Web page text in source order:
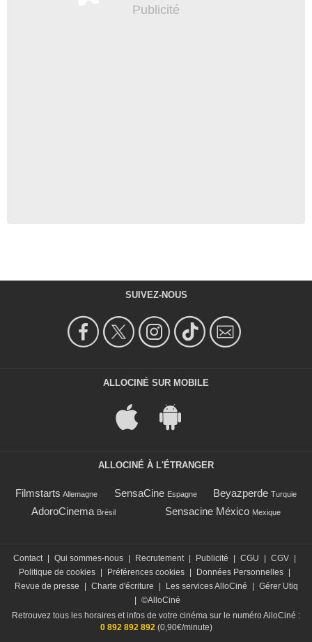
SUIVEZ-NOUS
ALLOCINÉ SUR MOBILE
ALLOCINÉ À L'ÉTRANGER
Filmstarts Allemagne SensaCine Espagne Beyazperde Turquie
AdoroCinema Brésil Sensacine México Mexique
Contact Qui sommes-nous Recrutement Publicité CGU CGV
Politique de cookies
Préférences cookies Données Personnelles
Revue de presse
Charte d'écriture Les services AlloCiné
Gérer Utiq
©AlloCiné
Retrouvez tous les horaires et infos de votre cinéma sur le numéro AlloCiné :
0 892 892 892(0,90€/minute)